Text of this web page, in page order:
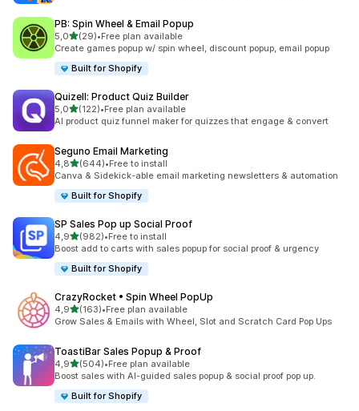
PB: Spin Wheel & Email Popup
5,0na 5 gwiazdek
(29)
Łączna liczba recenzji: 29
•Free plan available
Create games popup w/ spin wheel, discount popup, email popup
Built for Shopify
Quizell: Product Quiz Builder
5,0na 5 gwiazdek
(122)
Łączna liczba recenzji: 122
•Free plan available
AI product quiz funnel maker for quizzes that engage & convert
Seguno Email Marketing
4,8na 5 gwiazdek
(644)
Łączna liczba recenzji: 644
•Free to install
Canva & Sidekick-able email marketing newsletters & automation
Built for Shopify
SP Sales Pop up Social Proof
4,9na 5 gwiazdek
(982)
Łączna liczba recenzji: 982
•Free to install
Boost add to carts with sales popup for social proof & urgency
Built for Shopify
CrazyRocket • Spin Wheel PopUp
4,9na 5 gwiazdek
(163)
Łączna liczba recenzji: 163
•Free plan available
Grow Sales & Emails with Wheel, Slot and Scratch Card Pop Ups
ToastiBar Sales Popup & Proof
4,9na 5 gwiazdek
(504)
Łączna liczba recenzji: 504
•Free plan available
Boost sales with AI-guided sales popup & social proof pop up.
Built for Shopify